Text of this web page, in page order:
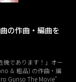
の作曲・編曲を
機であります！」オー
＆ 粗品) の作曲・編
Gunso The Movie"